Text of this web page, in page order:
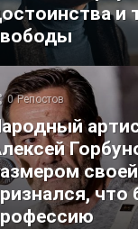
и
0 Репостов
что